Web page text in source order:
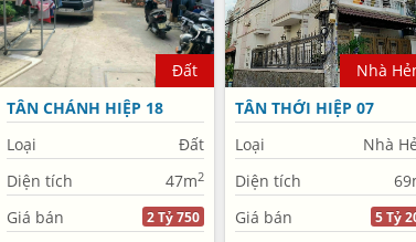
Đất
TÂN CHÁNH HIỆP 18
Loại
Đất
Diện tích
47m2
Giá bán 2 Tỷ 750
Nhà
TÂN THỚI HIỆP 07
Loại
Nhà
Diện tích
Giá bán 5 Tỷ